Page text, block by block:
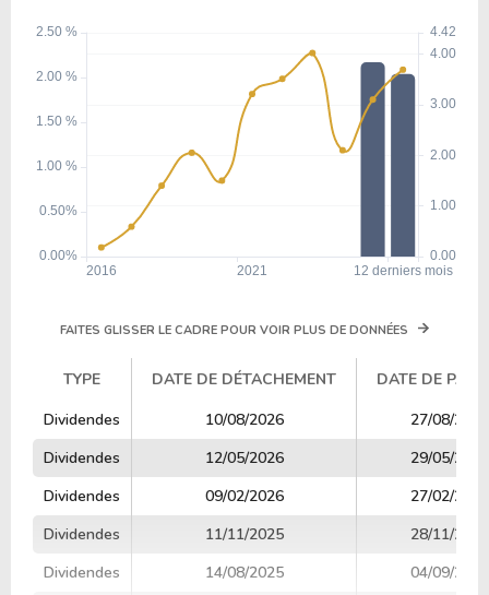
FAITES GLISSER LE CADRE POUR VOIR PLUS DE DONNÉES
TYPE DATE DE DÉTACHEMENT
DATE DE
TYPE
DATE DE DÉTACHEMENT DATE DE
Dividendes 10/08/2026
27/08/2026
Dividendes
12/05/2026
29/05/2026
Dividendes
09/02/2026
27/02/2026
Dividendes
11/11/2025
28/11/2025
Dividendes
14/08/2025 04/09/2025